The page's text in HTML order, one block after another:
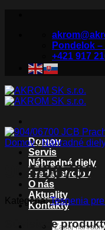
Pondelok –
+421 917
Domov
Servis
Náhradné diely
Predaj strojov
O nás
Aktuality
Kontakty
Hľadať:
Domov / Náhradné
904/
Kategória:Tesnenia
Súvisiace